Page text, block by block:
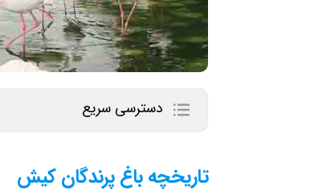
دسترسی سریع
تاریخچه باغ پرندگان کیش